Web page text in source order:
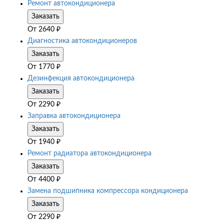
Ремонт автокондиционера
Заказать
От 2640 ₽
Диагностика автокондиционеров
Заказать
От 1770 ₽
Дезинфекция автокондиционера
Заказать
От 2290 ₽
Заправка автокондиционера
Заказать
От 1940 ₽
Ремонт радиатора автокондиционера
Заказать
От 4400 ₽
Замена подшипника компрессора кондиционера
Заказать
От 2290 ₽